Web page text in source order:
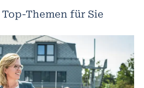
Top-Themen für Sie